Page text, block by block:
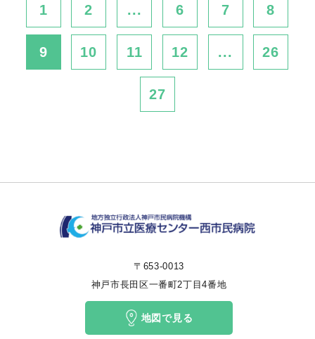
1 2 ... 6 7 8
9 10 11 12 ... 26
27
〒653-0013
神戸市長田区一番町2丁目4番地
地図で見る